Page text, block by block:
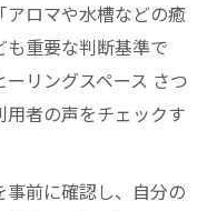
ロマや水槽などの癒
重要な判断基準で
リングスペース さつ
者の声をチェックす
前に確認し、自分の